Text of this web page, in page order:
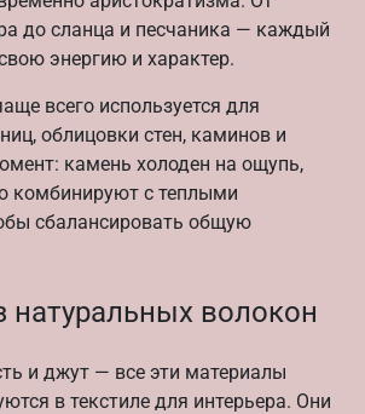
до сланца и песчаника — каждый
энергию и характер.
всего используется для
облицовки стен, каминов и
камень холоден на ощупь,
комбинируют с теплыми
сбалансировать общую
натуральных волокон
и джут — все эти материалы
в текстиле для интерьера. Они